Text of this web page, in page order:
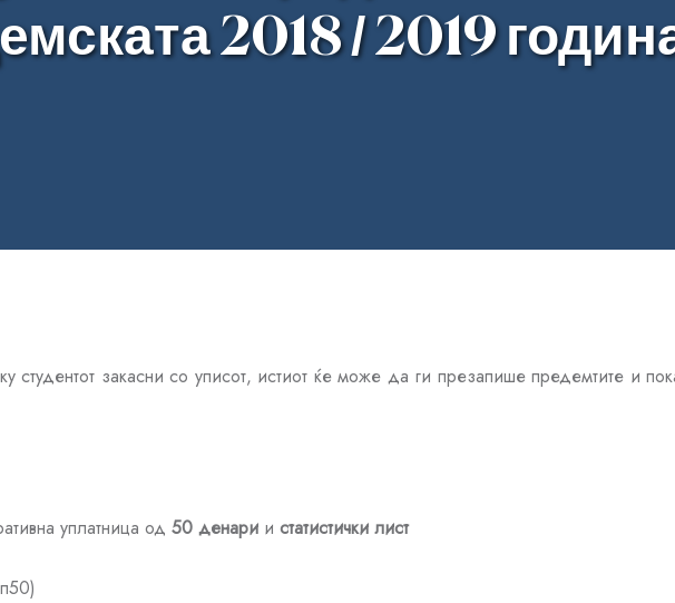
2018 / 2019
студентот закасни со уписот, истиот ќе може да ги презапише предемтите и
уплатница од 50 денари и статистички лист